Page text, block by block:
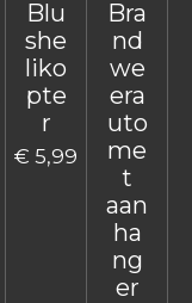
Blu
she
liko
pte
r
€ 5,99
Bra
nd
we
era
uto
me
t
aan
ha
ng
er